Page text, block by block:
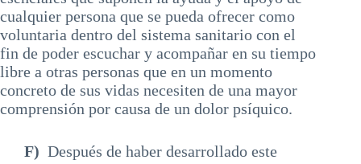
cualquier persona que se pueda ofrecer como
voluntaria dentro del sistema sanitario con el
fin de poder escuchar y acompañar en su tiempo
libre a otras personas que en un momento
concreto de sus vidas necesiten de una mayor
comprensión por causa de un dolor psíquico.
F) Después de haber desarrollado este